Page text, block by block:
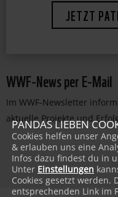
WWF-News per E-Mail
Im WWF-Newsletter
aktuelle Projekte und
PANDAS LIEBEN
Cookies helfen unser
& erlauben uns eine
Infos dazu findest du in
Unter Einstellungen
Cookies gesetzt werden.
entsprechenden Link im